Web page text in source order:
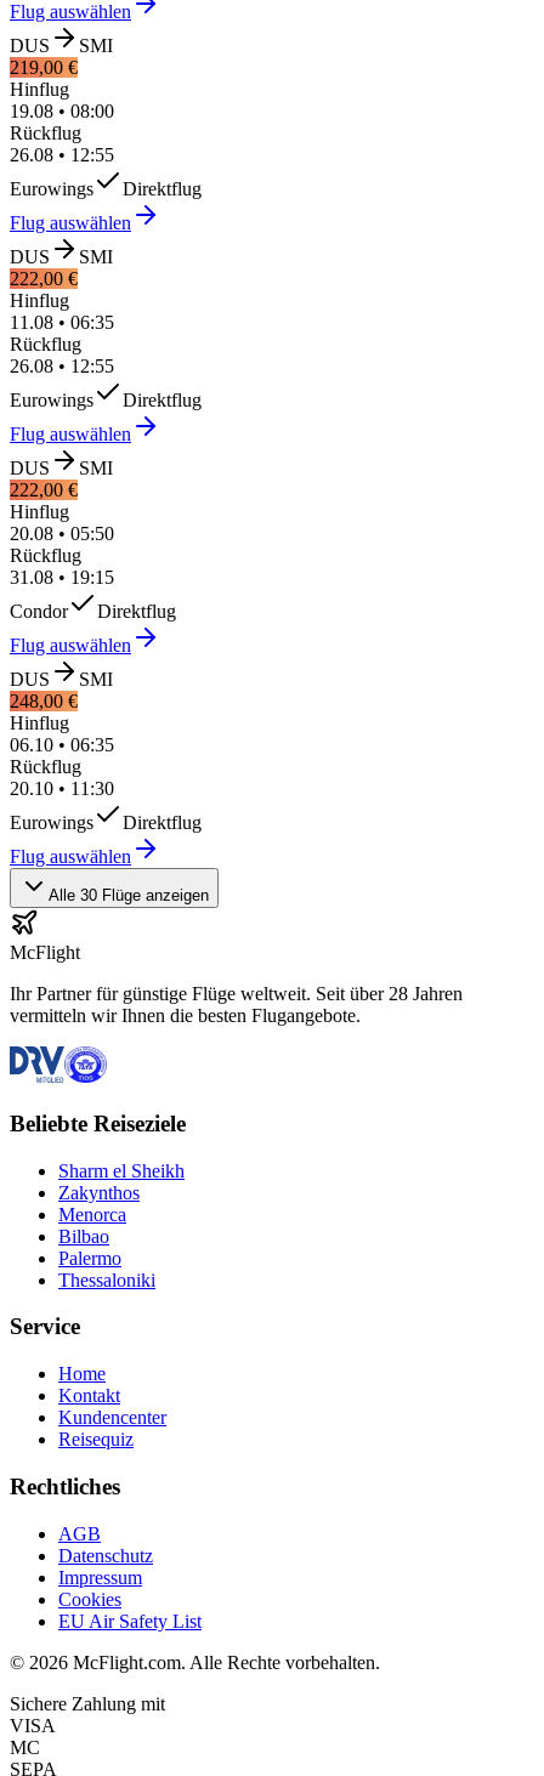
Flug auswählen
DUS
SMI
219,00 €
Hinflug
19.08 • 08:00
Rückflug
26.08 • 12:55
Eurowings
Direktflug
Flug auswählen
DUS
SMI
222,00 €
Hinflug
11.08 • 06:35
Rückflug
26.08 • 12:55
Eurowings
Direktflug
Flug auswählen
DUS
SMI
222,00 €
Hinflug
20.08 • 05:50
Rückflug
31.08 • 19:15
Condor
Direktflug
Flug auswählen
DUS
SMI
248,00 €
Hinflug
06.10 • 06:35
Rückflug
20.10 • 11:30
Eurowings
Direktflug
Flug auswählen
Alle 30 Flüge anzeigen
McFlight
Ihr Partner für günstige Flüge weltweit. Seit über 28 Jahren
vermitteln wir Ihnen die besten Flugangebote.
Beliebte Reiseziele
Sharm el Sheikh
Zakynthos
Menorca
Bilbao
Palermo
Thessaloniki
Service
Home
Kontakt
Kundencenter
Reisequiz
Rechtliches
AGB
Datenschutz
Impressum
Cookies
EU Air Safety List
© 2026 McFlight.com. Alle Rechte vorbehalten.
Sichere Zahlung mit
VISA
MC
SEPA